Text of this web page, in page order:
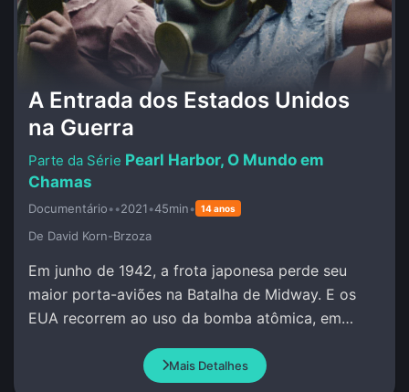
A Entrada dos Estados Unidos
na Guerra
Pearl Harbor, O Mundo em
Chamas
Documentário••2021•45min• 14 anos
De David Korn-Brzoza
Em junho de 1942, a frota japonesa perde seu
maior porta-aviões na Batalha de Midway. E os
EUA recorrem ao uso da bomba atômica, em
Mais Detalhes